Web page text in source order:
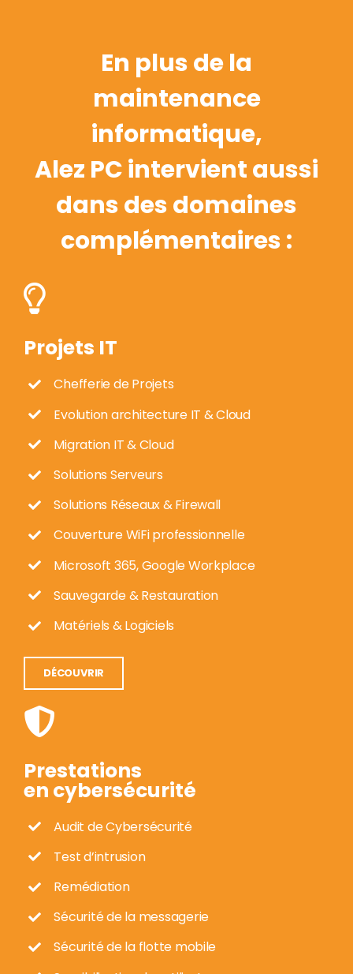
En plus de la
maintenance
informatique,
Alez PC intervient aussi
dans des domaines
complémentaires :
Projets IT
Chefferie de Projets
Evolution architecture IT & Cloud
Migration IT & Cloud
Solutions Serveurs
Solutions Réseaux & Firewall
Couverture WiFi professionnelle
Microsoft 365, Google Workplace
Sauvegarde & Restauration
Matériels & Logiciels
DÉCOUVRIR
Prestations
en cybersécurité
Audit de Cybersécurité
Test d’intrusion
Remédiation
Sécurité de la messagerie
Sécurité de la flotte mobile